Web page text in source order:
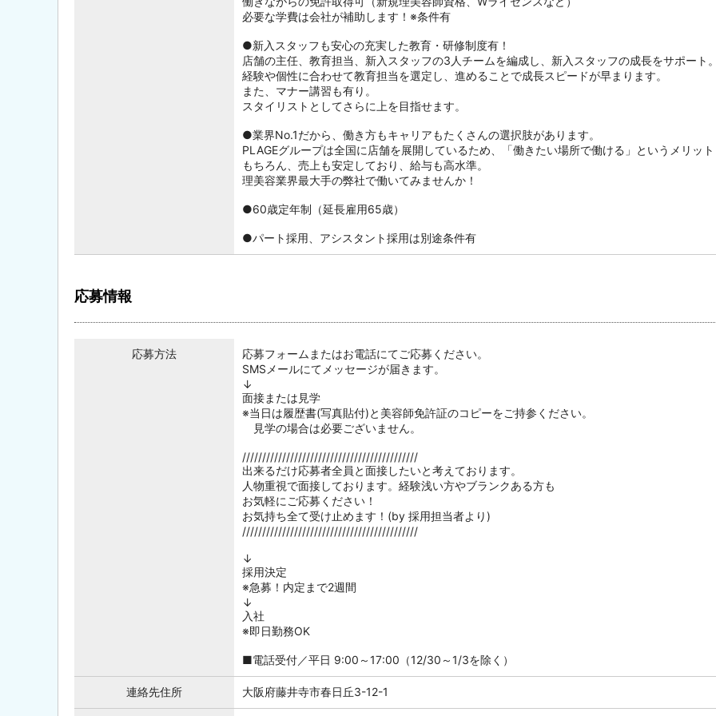
必要な学費は会社が補助します！※条件有
●新入スタッフも安心の充実した教育・研修制度有！
店舗の主任、教育担当、新入スタッフの3人チームを編成し、新入スタッフの成長をサポート
経験や個性に合わせて教育担当を選定し、進めることで成長スピードが早まります。
また、マナー講習も有り。
スタイリストとしてさらに上を目指せます。
●業界No.1だから、働き方もキャリアもたくさんの選択肢があります。
PLAGEグループは全国に店舗を展開しているため、「働きたい場所で働ける」というメリッ
もちろん、売上も安定しており、給与も高水準。
理美容業界最大手の弊社で働いてみませんか！
●60歳定年制（延長雇用65歳）
●パート採用、アシスタント採用は別途条件有
応募情報
応募方法
応募フォームまたはお電話にてご応募ください。
SMSメールにてメッセージが届きます。
↓
面接または見学
※当日は履歴書(写真貼付)と美容師免許証のコピーをご持参ください。
見学の場合は必要ございません。
////////////////////////////////////////////
出来るだけ応募者全員と面接したいと考えております。
人物重視で面接しております。経験浅い方やブランクある方も
お気軽にご応募ください！
お気持ち全て受け止めます！(by 採用担当者より)
////////////////////////////////////////////
↓
採用決定
※急募！内定まで2週間
↓
入社
※即日勤務OK
■電話受付／平日 9:00～17:00（12/30～1/3を除く）
連絡先住所 大阪府藤井寺市春日丘3-12-1